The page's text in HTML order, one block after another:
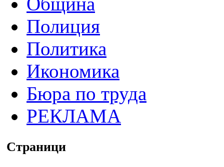
Полиция
Политика
Икономика
Бюра по труда
РЕКЛАМА
Страници